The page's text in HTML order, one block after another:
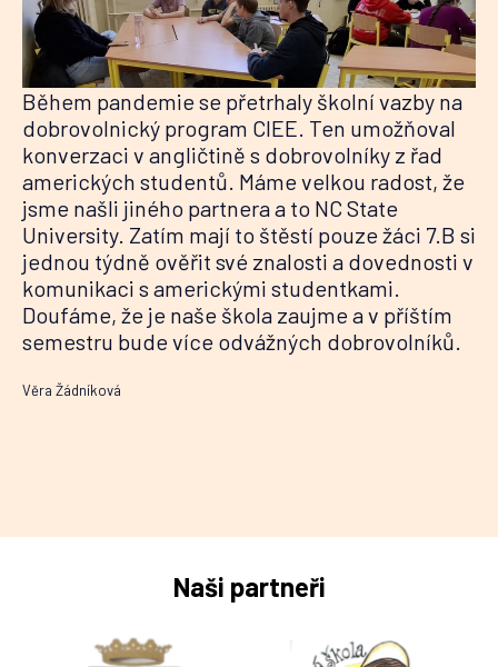
Během pandemie se přetrhaly školní vazby na
dobrovolnický program CIEE. Ten umožňoval
konverzaci v angličtině s dobrovolníky z řad
amerických studentů. Máme velkou radost, že
jsme našli jiného partnera a to NC State
University. Zatím mají to štěstí pouze žáci 7.B si
jednou týdně ověřit své znalosti a dovednosti v
komunikaci s americkými studentkami.
Doufáme, že je naše škola zaujme a v příštím
semestru bude více odvážných dobrovolníků.
Věra Žádníková
Naši partneři